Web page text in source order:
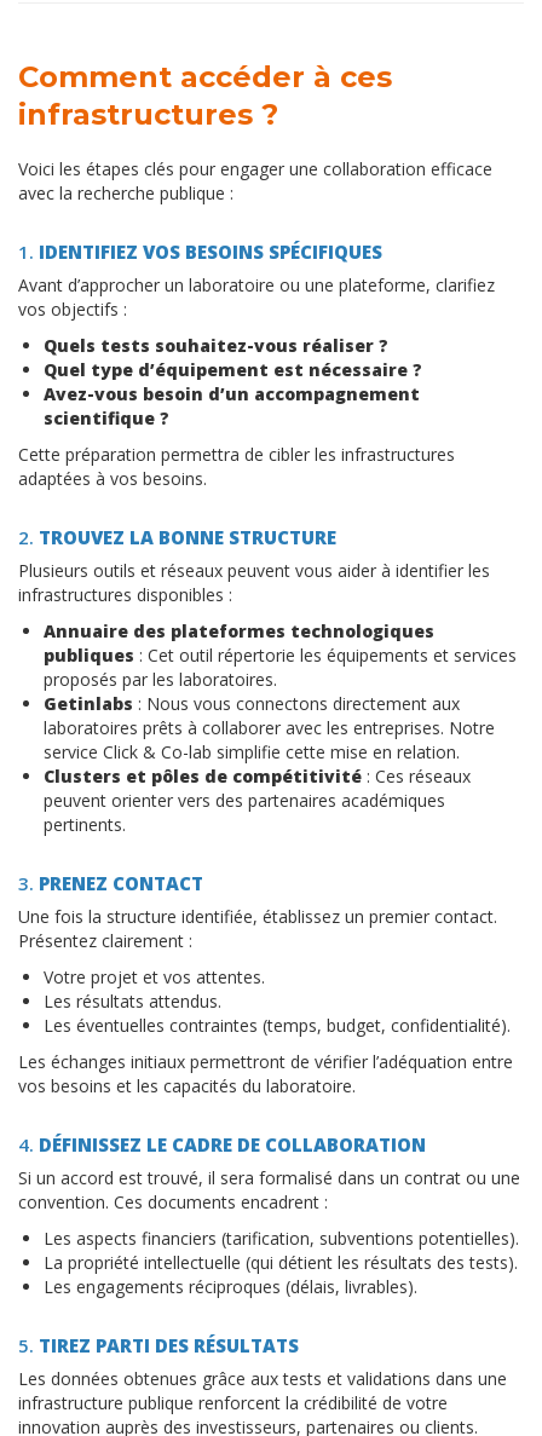
Comment accéder à ces
infrastructures ?
Voici les étapes clés pour engager une collaboration efficace
avec la recherche publique :
1. IDENTIFIEZ VOS BESOINS SPÉCIFIQUES
Avant d’approcher un laboratoire ou une plateforme, clarifiez
vos objectifs :
Quels tests souhaitez-vous réaliser ?
Quel type d’équipement est nécessaire ?
Avez-vous besoin d’un accompagnement
scientifique ?
Cette préparation permettra de cibler les infrastructures
adaptées à vos besoins.
2. TROUVEZ LA BONNE STRUCTURE
Plusieurs outils et réseaux peuvent vous aider à identifier les
infrastructures disponibles :
Annuaire des plateformes technologiques
publiques : Cet outil répertorie les équipements et services
proposés par les laboratoires.
Getinlabs : Nous vous connectons directement aux
laboratoires prêts à collaborer avec les entreprises. Notre
service Click & Co-lab simplifie cette mise en relation.
Clusters et pôles de compétitivité : Ces réseaux
peuvent orienter vers des partenaires académiques
pertinents.
3. PRENEZ CONTACT
Une fois la structure identifiée, établissez un premier contact.
Présentez clairement :
Votre projet et vos attentes.
Les résultats attendus.
Les éventuelles contraintes (temps, budget, confidentialité).
Les échanges initiaux permettront de vérifier l’adéquation entre
vos besoins et les capacités du laboratoire.
4. DÉFINISSEZ LE CADRE DE COLLABORATION
Si un accord est trouvé, il sera formalisé dans un contrat ou une
convention. Ces documents encadrent :
Les aspects financiers (tarification, subventions potentielles).
La propriété intellectuelle (qui détient les résultats des tests).
Les engagements réciproques (délais, livrables).
5. TIREZ PARTI DES RÉSULTATS
Les données obtenues grâce aux tests et validations dans une
infrastructure publique renforcent la crédibilité de votre
innovation auprès des investisseurs, partenaires ou clients.